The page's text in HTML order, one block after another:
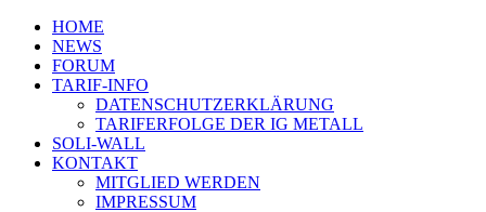
HOME
NEWS
FORUM
TARIF-INFO
DATENSCHUTZERKLÄRUNG
TARIFERFOLGE DER IG METALL
SOLI-WALL
KONTAKT
MITGLIED WERDEN
IMPRESSUM